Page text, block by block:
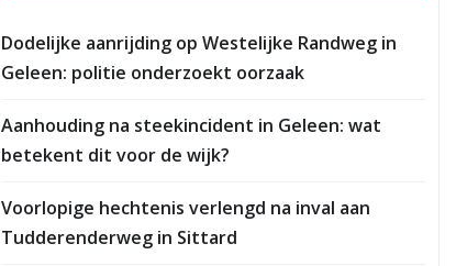
Dodelijke aanrijding op Westelijke Randweg in
Geleen: politie onderzoekt oorzaak
Aanhouding na steekincident in Geleen: wat
betekent dit voor de wijk?
Voorlopige hechtenis verlengd na inval aan
Tudderenderweg in Sittard